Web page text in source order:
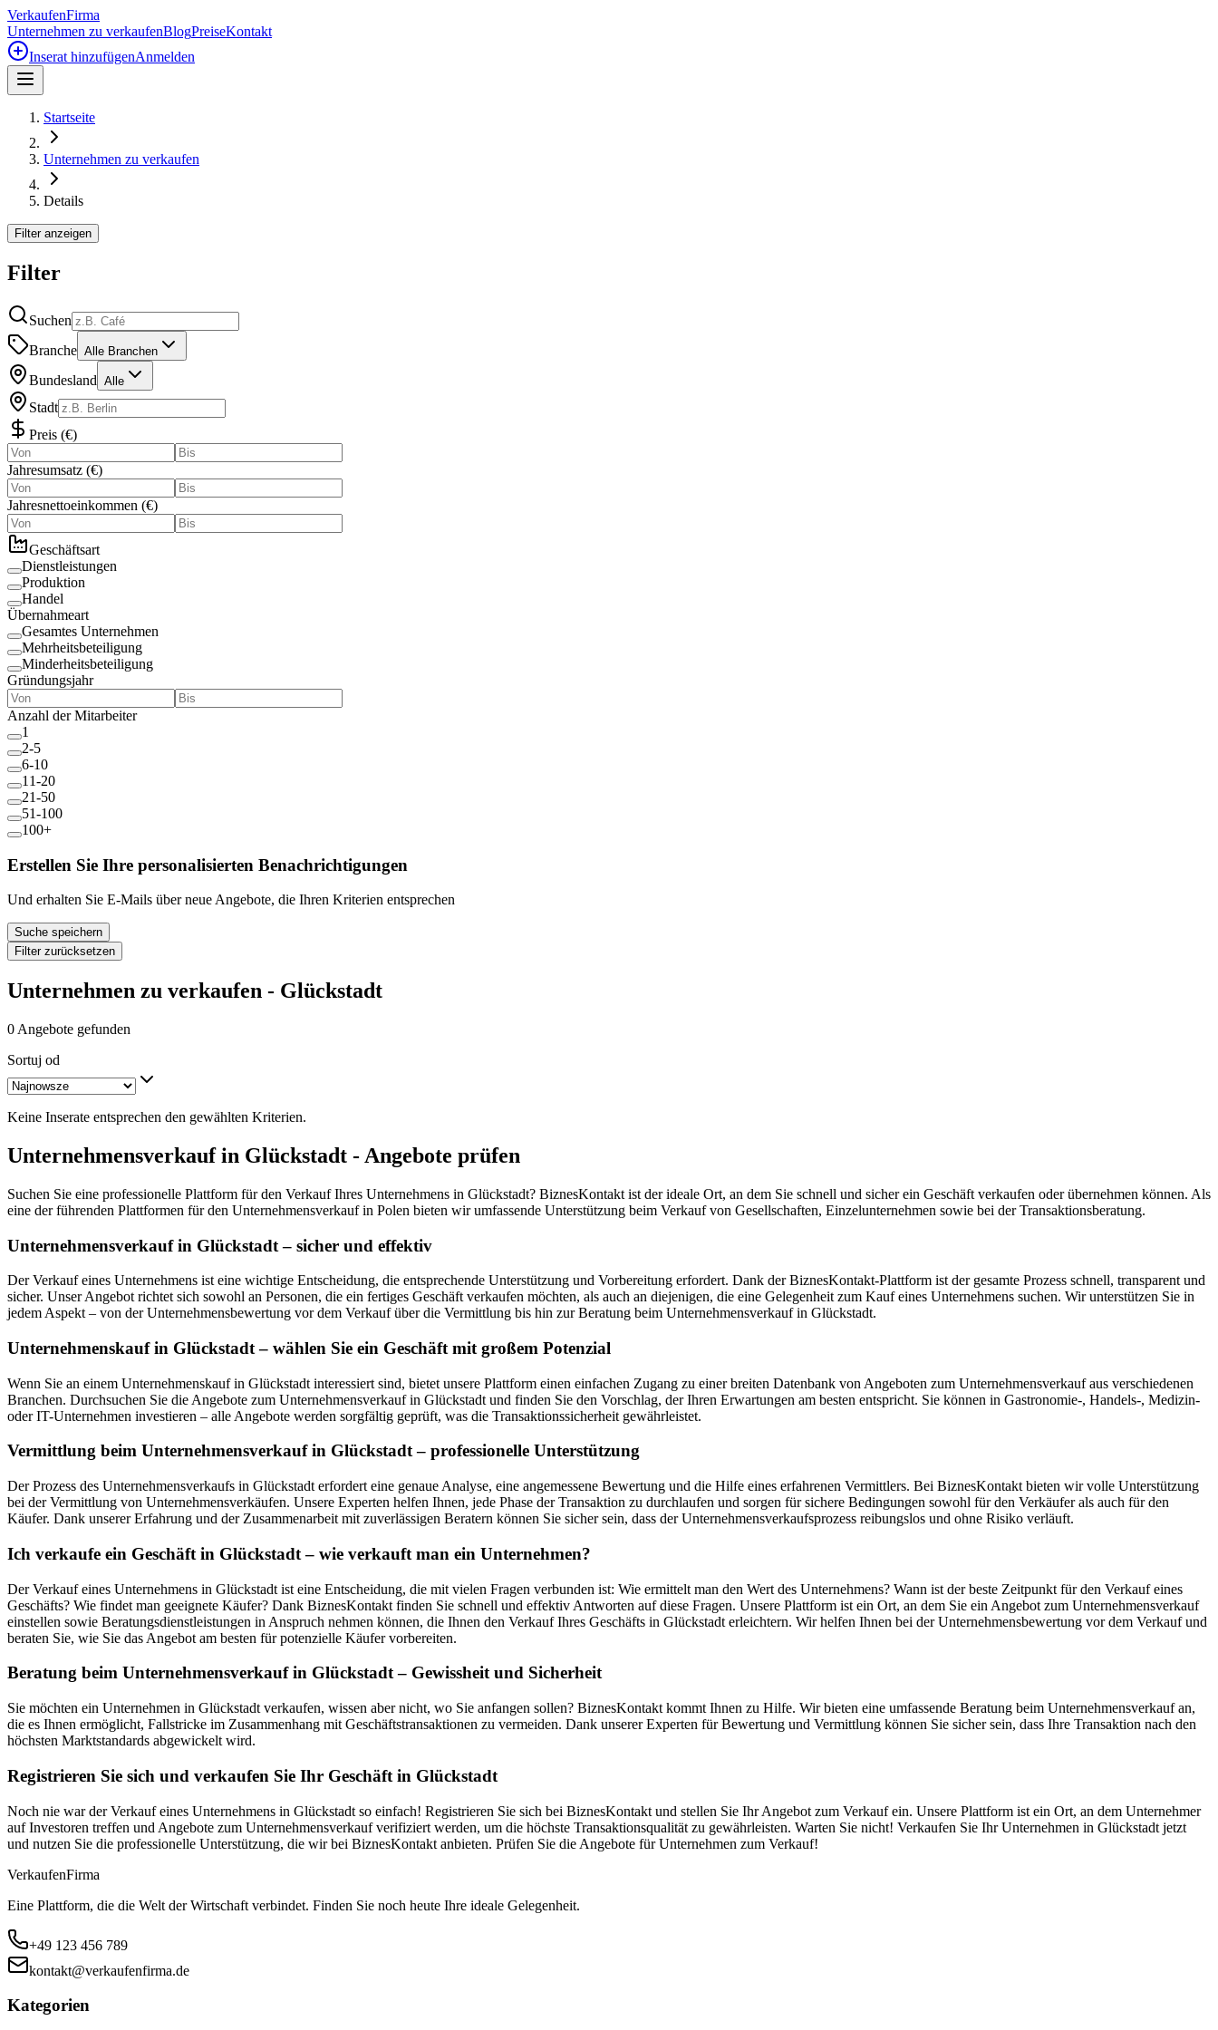
VerkaufenFirma
Unternehmen zu verkaufenBlogPreiseKontakt
Inserat hinzufügenAnmelden
Startseite
Unternehmen zu verkaufen
Details
Filter anzeigen
Filter
Suchen
Branche Alle Branchen
Bundesland Alle
Stadt
Preis (€)
Jahresumsatz (€)
Jahresnettoeinkommen (€)
Geschäftsart
Dienstleistungen
Produktion
Handel
Übernahmeart
Gesamtes Unternehmen
Mehrheitsbeteiligung
Minderheitsbeteiligung
Gründungsjahr
Anzahl der Mitarbeiter
1
2-5
6-10
11-20
21-50
51-100
100+
Erstellen Sie Ihre personalisierten Benachrichtigungen
Und erhalten Sie E-Mails über neue Angebote, die Ihren Kriterien entsprechen
Suche speichern
Filter zurücksetzen
Unternehmen zu verkaufen - Glückstadt
0 Angebote gefunden
Sortuj od
Keine Inserate entsprechen den gewählten Kriterien.
Unternehmensverkauf in Glückstadt - Angebote prüfen
Suchen Sie eine professionelle Plattform für den Verkauf Ihres Unternehmens in Glückstadt? BiznesKontakt ist der ideale Ort, an dem Sie schnell und sicher ein Geschäft verkaufen oder übernehmen können. Als
eine der führenden Plattformen für den Unternehmensverkauf in Polen bieten wir umfassende Unterstützung beim Verkauf von Gesellschaften, Einzelunternehmen sowie bei der Transaktionsberatung.
Unternehmensverkauf in Glückstadt – sicher und effektiv
Der Verkauf eines Unternehmens ist eine wichtige Entscheidung, die entsprechende Unterstützung und Vorbereitung erfordert. Dank der BiznesKontakt-Plattform ist der gesamte Prozess schnell, transparent und
sicher. Unser Angebot richtet sich sowohl an Personen, die ein fertiges Geschäft verkaufen möchten, als auch an diejenigen, die eine Gelegenheit zum Kauf eines Unternehmens suchen. Wir unterstützen Sie in
jedem Aspekt – von der Unternehmensbewertung vor dem Verkauf über die Vermittlung bis hin zur Beratung beim Unternehmensverkauf in Glückstadt.
Unternehmenskauf in Glückstadt – wählen Sie ein Geschäft mit großem Potenzial
Wenn Sie an einem Unternehmenskauf in Glückstadt interessiert sind, bietet unsere Plattform einen einfachen Zugang zu einer breiten Datenbank von Angeboten zum Unternehmensverkauf aus verschiedenen
Branchen. Durchsuchen Sie die Angebote zum Unternehmensverkauf in Glückstadt und finden Sie den Vorschlag, der Ihren Erwartungen am besten entspricht. Sie können in Gastronomie-, Handels-, Medizin-
oder IT-Unternehmen investieren – alle Angebote werden sorgfältig geprüft, was die Transaktionssicherheit gewährleistet.
Vermittlung beim Unternehmensverkauf in Glückstadt – professionelle Unterstützung
Der Prozess des Unternehmensverkaufs in Glückstadt erfordert eine genaue Analyse, eine angemessene Bewertung und die Hilfe eines erfahrenen Vermittlers. Bei BiznesKontakt bieten wir volle Unterstützung
bei der Vermittlung von Unternehmensverkäufen. Unsere Experten helfen Ihnen, jede Phase der Transaktion zu durchlaufen und sorgen für sichere Bedingungen sowohl für den Verkäufer als auch für den
Käufer. Dank unserer Erfahrung und der Zusammenarbeit mit zuverlässigen Beratern können Sie sicher sein, dass der Unternehmensverkaufsprozess reibungslos und ohne Risiko verläuft.
Ich verkaufe ein Geschäft in Glückstadt – wie verkauft man ein Unternehmen?
Der Verkauf eines Unternehmens in Glückstadt ist eine Entscheidung, die mit vielen Fragen verbunden ist: Wie ermittelt man den Wert des Unternehmens? Wann ist der beste Zeitpunkt für den Verkauf eines
Geschäfts? Wie findet man geeignete Käufer? Dank BiznesKontakt finden Sie schnell und effektiv Antworten auf diese Fragen. Unsere Plattform ist ein Ort, an dem Sie ein Angebot zum Unternehmensverkauf
einstellen sowie Beratungsdienstleistungen in Anspruch nehmen können, die Ihnen den Verkauf Ihres Geschäfts in Glückstadt erleichtern. Wir helfen Ihnen bei der Unternehmensbewertung vor dem Verkauf und
beraten Sie, wie Sie das Angebot am besten für potenzielle Käufer vorbereiten.
Beratung beim Unternehmensverkauf in Glückstadt – Gewissheit und Sicherheit
Sie möchten ein Unternehmen in Glückstadt verkaufen, wissen aber nicht, wo Sie anfangen sollen? BiznesKontakt kommt Ihnen zu Hilfe. Wir bieten eine umfassende Beratung beim Unternehmensverkauf an,
die es Ihnen ermöglicht, Fallstricke im Zusammenhang mit Geschäftstransaktionen zu vermeiden. Dank unserer Experten für Bewertung und Vermittlung können Sie sicher sein, dass Ihre Transaktion nach den
höchsten Marktstandards abgewickelt wird.
Registrieren Sie sich und verkaufen Sie Ihr Geschäft in Glückstadt
Noch nie war der Verkauf eines Unternehmens in Glückstadt so einfach! Registrieren Sie sich bei BiznesKontakt und stellen Sie Ihr Angebot zum Verkauf ein. Unsere Plattform ist ein Ort, an dem Unternehmer
auf Investoren treffen und Angebote zum Unternehmensverkauf verifiziert werden, um die höchste Transaktionsqualität zu gewährleisten. Warten Sie nicht! Verkaufen Sie Ihr Unternehmen in Glückstadt jetzt
und nutzen Sie die professionelle Unterstützung, die wir bei BiznesKontakt anbieten. Prüfen Sie die Angebote für Unternehmen zum Verkauf!
VerkaufenFirma
Eine Plattform, die die Welt der Wirtschaft verbindet. Finden Sie noch heute Ihre ideale Gelegenheit.
+49 123 456 789
kontakt@verkaufenfirma.de
Kategorien